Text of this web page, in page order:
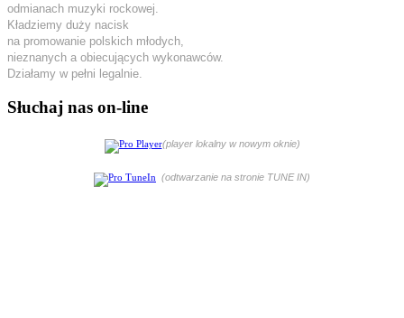
odmianach muzyki rockowej.
Kładziemy duży nacisk
na promowanie polskich młodych,
nieznanych a obiecujących wykonawców.
Działamy w pełni legalnie.
Słuchaj nas on-line
(player lokalny w nowym oknie)
(odtwarzanie na stronie TUNE IN)